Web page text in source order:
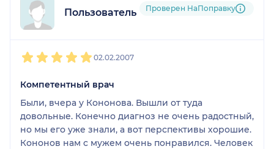
этого, посмотрел, что написали другие врачи. Я
сталкивалась с обратным (вначале читают
что зрение можно испарвить, если будем
Пользователь форумаПроверен НаПоправку
02.02.2007
Компетентный врач
Были, вчера у Кононова. Вышли от туда
довольные. Конечно диагноз не очень радостный,
но мы его уже знали, а вот перспективы хорошие.
Кононов нам с мужем очень понравился. Человек